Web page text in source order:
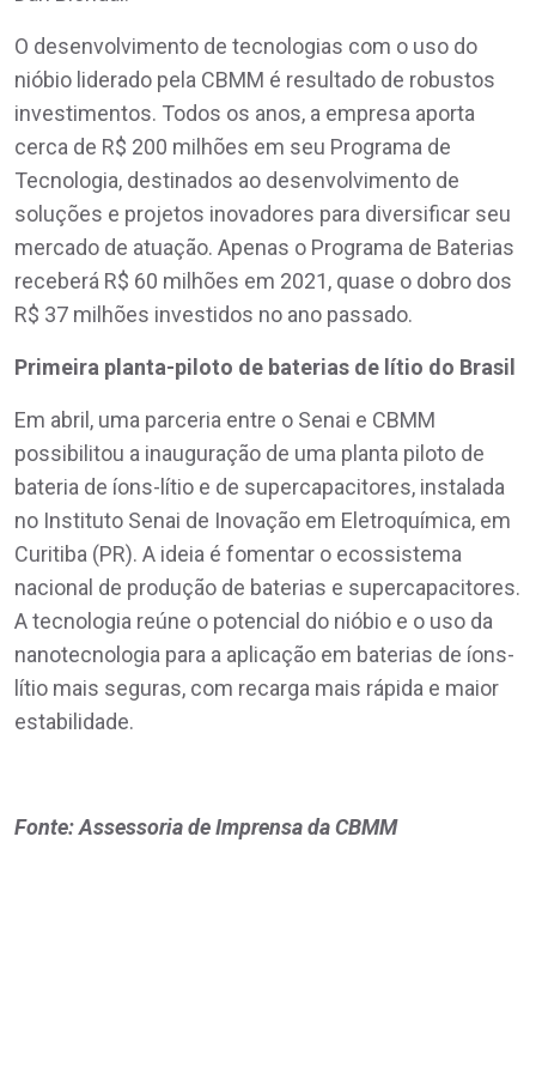
O desenvolvimento de tecnologias com o uso do
nióbio liderado pela CBMM é resultado de robustos
investimentos. Todos os anos, a empresa aporta
cerca de R$ 200 milhões em seu Programa de
Tecnologia, destinados ao desenvolvimento de
soluções e projetos inovadores para diversificar seu
mercado de atuação. Apenas o Programa de Baterias
receberá R$ 60 milhões em 2021, quase o dobro dos
R$ 37 milhões investidos no ano passado.
Primeira planta-piloto de baterias de lítio do Brasil
Em abril, uma parceria entre o Senai e CBMM
possibilitou a inauguração de uma planta piloto de
bateria de íons-lítio e de supercapacitores, instalada
no Instituto Senai de Inovação em Eletroquímica, em
Curitiba (PR). A ideia é fomentar o ecossistema
nacional de produção de baterias e supercapacitores.
A tecnologia reúne o potencial do nióbio e o uso da
nanotecnologia para a aplicação em baterias de íons-
lítio mais seguras, com recarga mais rápida e maior
estabilidade.
Fonte: Assessoria de Imprensa da CBMM